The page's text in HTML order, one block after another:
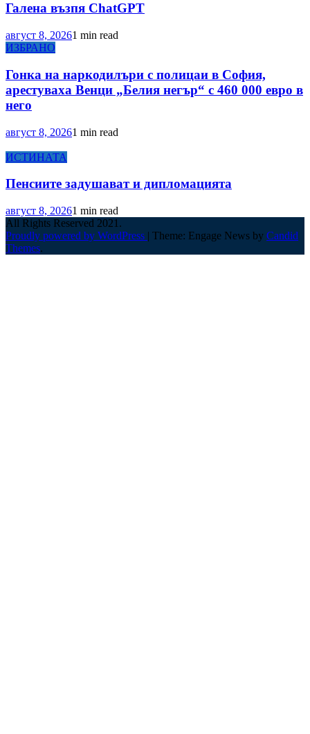
Галена възпя ChatGPT
август 8, 20261 min read
ИЗБРАНО
Гонка на наркодилъри с полицаи в София,
арестуваха Венци „Белия негър“ с 460 000 евро в
него
август 8, 20261 min read
ИСТИНАТА
Пенсиите задушават и дипломацията
август 8, 20261 min read
All Rights Reserved 2021.
Proudly powered by WordPress | Theme: Engage News by Candid
Themes.